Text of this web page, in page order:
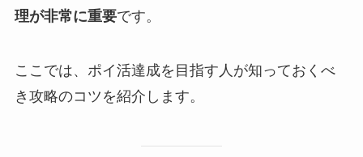
理が非常に重要です。
ここでは、ポイ活達成を目指す人が知っておくべ
き攻略のコツを紹介します。